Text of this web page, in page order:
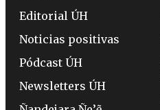
Editorial ÚH
Noticias positivas
Pódcast ÚH
Newsletters ÚH